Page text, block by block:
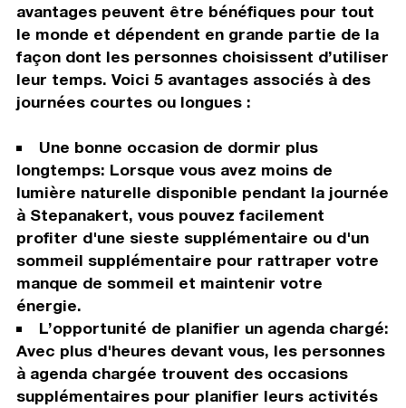
avantages peuvent être bénéfiques pour tout
le monde et dépendent en grande partie de la
façon dont les personnes choisissent d’utiliser
leur temps. Voici 5 avantages associés à des
journées courtes ou longues :
Une bonne occasion de dormir plus
longtemps: Lorsque vous avez moins de
lumière naturelle disponible pendant la journée
à Stepanakert, vous pouvez facilement
profiter d'une sieste supplémentaire ou d'un
sommeil supplémentaire pour rattraper votre
manque de sommeil et maintenir votre
énergie.
L’opportunité de planifier un agenda chargé:
Avec plus d'heures devant vous, les personnes
à agenda chargée trouvent des occasions
supplémentaires pour planifier leurs activités